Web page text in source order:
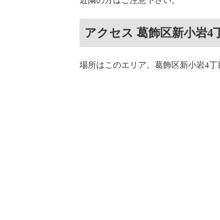
アクセス 葛飾区新小岩4
場所はこのエリア。葛飾区新小岩4丁